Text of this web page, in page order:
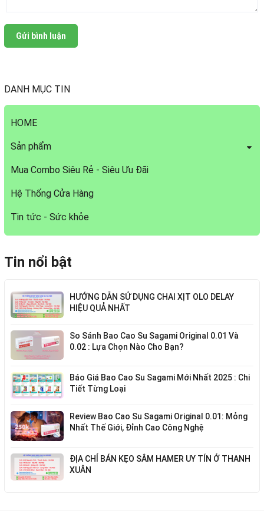
DANH MỤC TIN
HOME
Sản phẩm
Mua Combo Siêu Rẻ - Siêu Ưu Đãi
Hệ Thống Cửa Hàng
Tin tức - Sức khỏe
Tin nổi bật
HƯỚNG DẪN SỬ DỤNG CHAI XỊT OLO DELAY
HIỆU QUẢ NHẤT
So Sánh Bao Cao Su Sagami Original 0.01 Và
0.02 : Lựa Chọn Nào Cho Bạn?
Báo Giá Bao Cao Su Sagami Mới Nhất 2025 : Chi
Tiết Từng Loại
Review Bao Cao Su Sagami Original 0.01: Mỏng
Nhất Thế Giới, Đỉnh Cao Công Nghệ
ĐỊA CHỈ BÁN KẸO SÂM HAMER UY TÍN Ở THANH
XUÂN
Gửi bình luận